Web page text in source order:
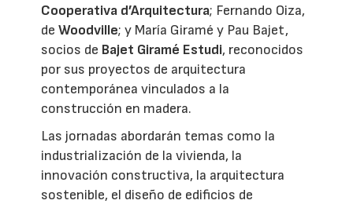
Cooperativa d’Arquitectura; Fernando Oiza,
deWoodville; y María Giramé y Pau Bajet,
socios de Bajet Giramé Estudi, reconocidos
por sus proyectos de arquitectura
contemporánea vinculados a la
construcción en madera.
Las jornadas abordarán temas como la
industrialización de la vivienda, la
innovación constructiva, la arquitectura
sostenible, el diseño de edificios de